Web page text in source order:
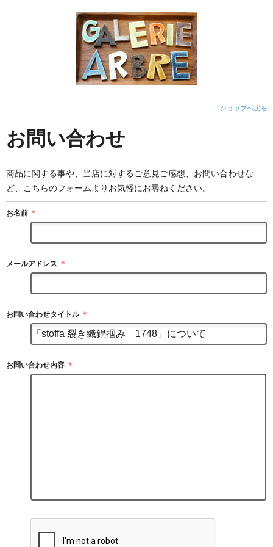
ショップへ戻る
お問い合わせ
商品に関する事や、当店に対するご意見ご感想、お問い合わせな
ど、こちらのフォームよりお気軽にお尋ねください。
お名前 ＊
メールアドレス ＊
お問い合わせタイトル ＊
お問い合わせ内容 ＊